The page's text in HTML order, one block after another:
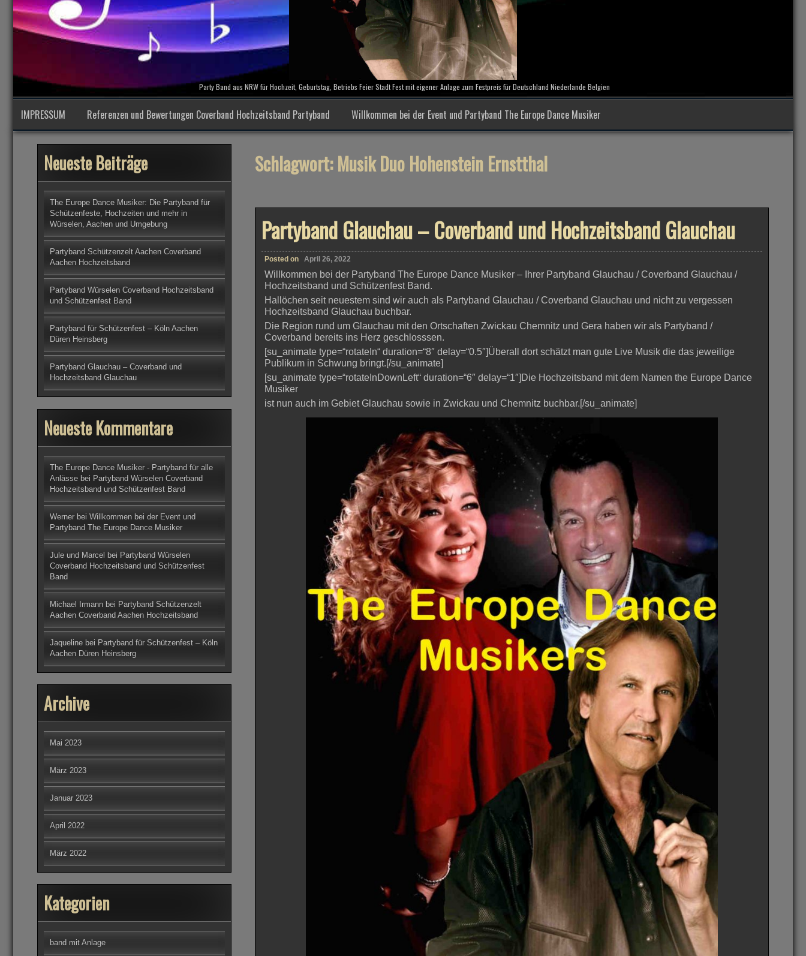
Party Band aus NRW für Hochzeit, Geburtstag, Betriebs Feier Stadt Fest mit eigener Anlage zum Festpreis für Deutschland Niederlande Belgien
IMPRESSUM Referenzen und Bewertungen Coverband Hochzeitsband Partyband Willkommen bei der Event und Partyband The Europe Dance Musiker
Schlagwort:Musik Duo Hohenstein Ernstthal
Partyband Glauchau – Coverband und Hochzeitsband Glauchau
Posted on April 26, 2022
Willkommen bei der Partyband The Europe Dance Musiker – Ihrer Partyband Glauchau / Coverband Glauchau /
Hochzeitsband und Schützenfest Band.
Hallöchen seit neuestem sind wir auch als Partyband Glauchau / Coverband Glauchau und nicht zu vergessen
Hochzeitsband Glauchau buchbar.
Die Region rund um Glauchau mit den Ortschaften Zwickau Chemnitz und Gera haben wir als Partyband /
Coverband bereits ins Herz geschlosssen.
[su_animate type=“rotateIn“ duration=“8″ delay=“0.5″]Überall dort schätzt man gute Live Musik die das jeweilige
Publikum in Schwung bringt.[/su_animate]
[su_animate type=“rotateInDownLeft“ duration=“6″ delay=“1″]Die Hochzeitsband mit dem Namen the Europe Dance
Musiker
ist nun auch im Gebiet Glauchau sowie in Zwickau und Chemnitz buchbar.[/su_animate]
Neueste Beiträge
The Europe Dance Musiker: Die Partyband für
Schützenfeste, Hochzeiten und mehr in
Würselen, Aachen und Umgebung
Partyband Schützenzelt Aachen Coverband
Aachen Hochzeitsband
Partyband Würselen Coverband Hochzeitsband
und Schützenfest Band
Partyband für Schützenfest – Köln Aachen
Düren Heinsberg
Partyband Glauchau – Coverband und
Hochzeitsband Glauchau
Neueste Kommentare
The Europe Dance Musiker - Partyband für alle
Anlässe bei Partyband Würselen Coverband
Hochzeitsband und Schützenfest Band
Werner bei Willkommen bei der Event und
Partyband The Europe Dance Musiker
Jule und Marcel bei Partyband Würselen
Coverband Hochzeitsband und Schützenfest
Band
Michael Irmann bei Partyband Schützenzelt
Aachen Coverband Aachen Hochzeitsband
Jaqueline bei Partyband für Schützenfest – Köln
Aachen Düren Heinsberg
Archive
Mai 2023
März 2023
Januar 2023
April 2022
März 2022
Kategorien
band mit Anlage